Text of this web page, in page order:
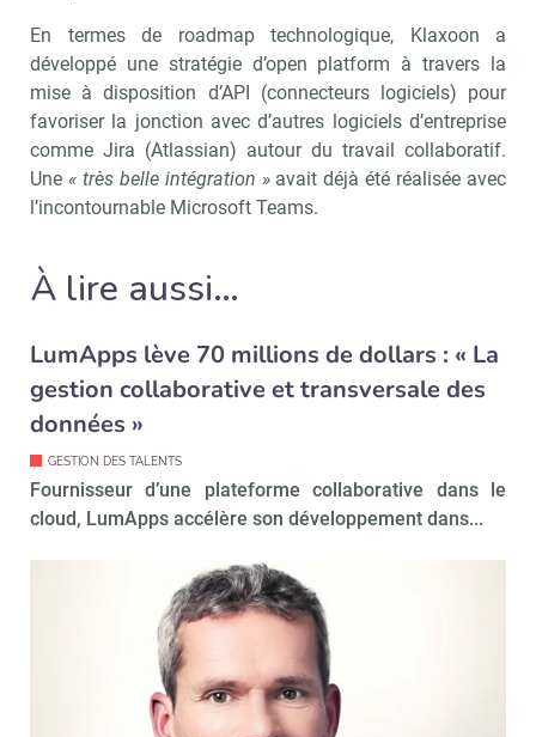
En termes de roadmap technologique, Klaxoon a
développé une stratégie d’open platform à travers la
mise à disposition d’API (connecteurs logiciels) pour
favoriser la jonction avec d’autres logiciels d’entreprise
comme Jira (Atlassian) autour du travail collaboratif.
Une « très belle intégration »avait déjà été réalisée avec
l’incontournable Microsoft Teams.
À lire aussi…
LumApps lève 70 millions de dollars : « La
gestion collaborative et transversale des
données »
GESTION DES TALENTS
Fournisseur d’une plateforme collaborative dans le
cloud, LumApps accélère son développement dans...